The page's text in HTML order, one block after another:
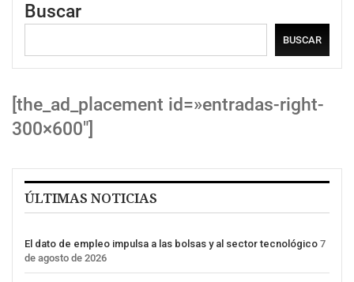
Buscar
BUSCAR
[the_ad_placement id=»entradas-right-
300×600″]
ÚLTIMAS NOTICIAS
El dato de empleo impulsa a las bolsas y al sector tecnológico 7
de agosto de 2026